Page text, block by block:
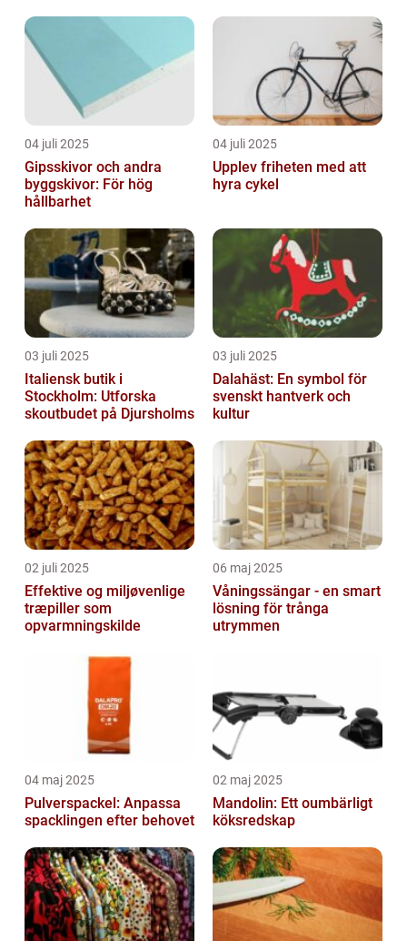
04 juli 2025
Gipsskivor och andra
byggskivor: För hög
hållbarhet
04 juli 2025
Upplev friheten med att
hyra cykel
03 juli 2025
Italiensk butik i
Stockholm: Utforska
skoutbudet på Djursholms
03 juli 2025
Dalahäst: En symbol för
svenskt hantverk och
kultur
02 juli 2025
Effektive og miljøvenlige
træpiller som
opvarmningskilde
06 maj 2025
Våningssängar - en smart
lösning för trånga
utrymmen
04 maj 2025
Pulverspackel: Anpassa
spacklingen efter behovet
02 maj 2025
Mandolin: Ett oumbärligt
köksredskap